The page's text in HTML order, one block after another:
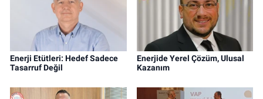
Enerji Etütleri: Hedef Sadece
Tasarruf Değil
Enerjide Yerel Çözüm, Ulusal
Kazanım